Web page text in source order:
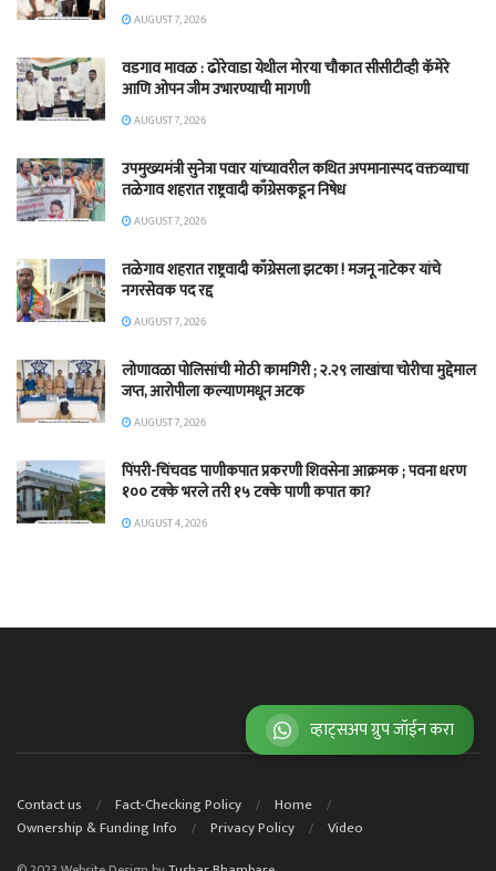
AUGUST 7, 2026
वडगाव मावळ : ढोरेवाडा येथील मोरया चौकात सीसीटीव्ही कॅमेरे
आणि ओपन जीम उभारण्याची मागणी
AUGUST 7, 2026
उपमुख्यमंत्री सुनेत्रा पवार यांच्यावरील कथित अपमानास्पद वक्तव्याचा
तळेगाव शहरात राष्ट्रवादी काँग्रेसकडून निषेध
AUGUST 7, 2026
तळेगाव शहरात राष्ट्रवादी काँग्रेसला झटका ! मजनू नाटेकर यांचे
नगरसेवक पद रद्द
AUGUST 7, 2026
लोणावळा पोलिसांची मोठी कामगिरी ; २.२९ लाखांचा चोरीचा मुद्देमाल
जप्त, आरोपीला कल्याणमधून अटक
AUGUST 7, 2026
पिंपरी-चिंचवड पाणीकपात प्रकरणी शिवसेना आक्रमक ; पवना धरण
१०० टक्के भरले तरी १५ टक्के पाणी कपात का?
AUGUST 4, 2026
Contact us Fact-Checking Policy
Home
Ownership & Funding Info
Privacy Policy Video